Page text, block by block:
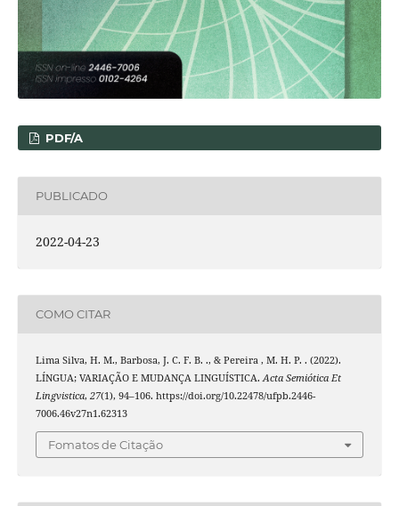
PDF/A
PUBLICADO
2022-04-23
COMO CITAR
Lima Silva, H. M., Barbosa, J. C. F. B. ., & Pereira , M. H. P. . (2022).
LÍNGUA; VARIAÇÃO E MUDANÇA LINGUÍSTICA. Acta Semiótica Et
Lingvistica, 27(1), 94–106. https://doi.org/10.22478/ufpb.2446-
7006.46v27n1.62313
Fomatos de Citação